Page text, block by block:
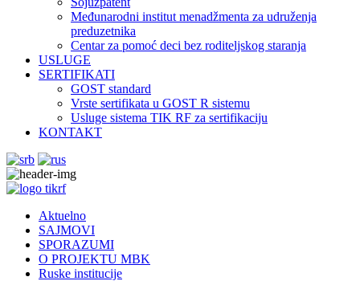
Međunarodni institut menadžmenta za udruženja
preduzetnika
Centar za pomoć deci bez roditeljskog staranja
USLUGE
SERTIFIKATI
GOST standard
Vrste sertifikata u GOST R sistemu
Usluge sistema TIK RF za sertifikaciju
KONTAKT
Aktuelno
SAJMOVI
SPORAZUMI
O PROJEKTU MBK
Ruske institucije